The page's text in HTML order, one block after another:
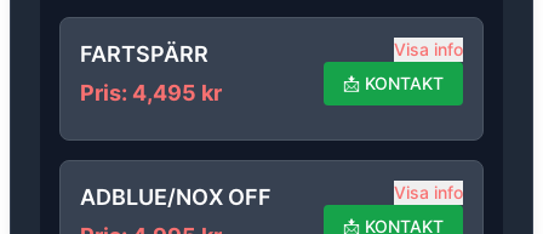
FARTSPÄRR
Pris: 4,495 kr
Visa info
📩 KONTAKT
ADBLUE/NOX OFF
Visa info
📩 KONTAKT